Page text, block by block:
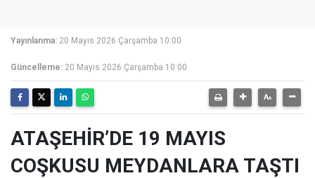
Yayınlanma: 20 Mayıs 2026 Çarşamba 10:00
Güncelleme: 20 Mayıs 2026 Çarşamba 10:00
ATAŞEHİR’DE 19 MAYIS
COŞKUSU MEYDANLARA TAŞTI